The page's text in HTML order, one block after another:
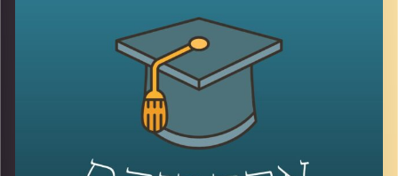
בפרק הזה ננסה להבין מה באמת קורה בתוך איראן היום, איך
נראית המחאה מבפנים, עד כמה המשטר מרגיש מאוים, ואיך כל
זה מתחבר גם לאזור, לישראל, ולמה שאנחנו רואים בכותרות.
אז כדי לדבר על כל זה, שב אלינו ד׳׳ר מאיר ג׳בדנפר, מומחה
לפוליטיקה עכשווית של איראן בבית הספר לאודר לממשל,
דיפלומטיה ואסטרטגיה באוניברסיטת רייכמן
קרדיט תמונות:
AudioVersity